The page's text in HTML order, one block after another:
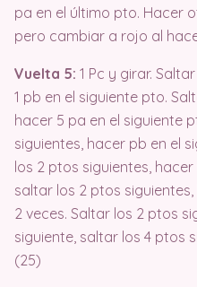
pa en el último pto. Hacer
pero cambiar a rojo al
Vuelta 5: 1 Pc y girar.
1 pb en el siguiente pto.
hacer 5 pa en el siguiente
siguientes, hacer pb en el
los 2 ptos siguientes,
saltar los 2 ptos
2 veces. Saltar los 2 ptos
siguiente, saltar los 4 ptos
(25)